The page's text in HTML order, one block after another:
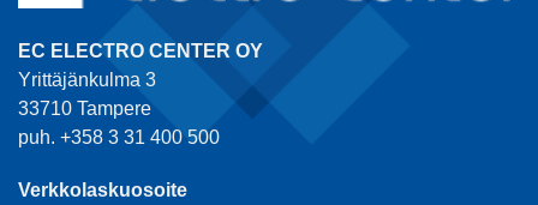
EC ELECTRO CENTER OY
Yrittäjänkulma 3
33710 Tampere
puh. +358 3 31 400 500
Verkkolaskuosoite